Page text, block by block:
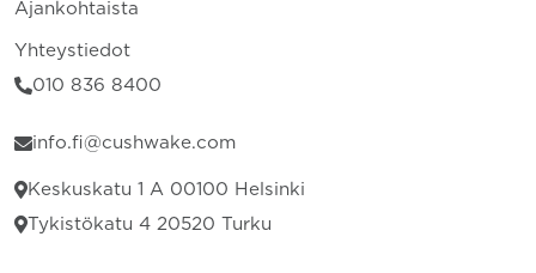
Ajankohtaista
Yhteystiedot
010 836 8400
info.fi@cushwake.com
Keskuskatu 1 A 00100 Helsinki
Tykistökatu 4 20520 Turku